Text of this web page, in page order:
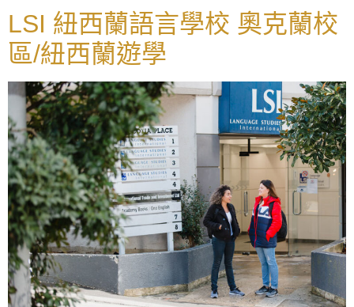
LSI 紐西蘭語言學校 奧克蘭校
區/紐西蘭遊學